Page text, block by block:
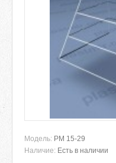
Модель: РМ 15-29
Наличие: Есть в наличии